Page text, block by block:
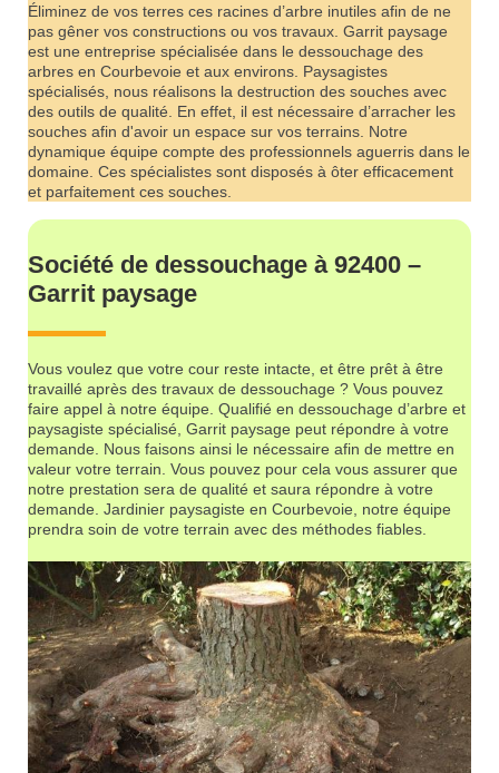
Éliminez de vos terres ces racines d’arbre inutiles afin de ne
pas gêner vos constructions ou vos travaux. Garrit paysage
est une entreprise spécialisée dans le dessouchage des
arbres en Courbevoie et aux environs. Paysagistes
spécialisés, nous réalisons la destruction des souches avec
des outils de qualité. En effet, il est nécessaire d’arracher les
souches afin d'avoir un espace sur vos terrains. Notre
dynamique équipe compte des professionnels aguerris dans le
domaine. Ces spécialistes sont disposés à ôter efficacement
et parfaitement ces souches.
Société de dessouchage à 92400 –
Garrit paysage
Vous voulez que votre cour reste intacte, et être prêt à être
travaillé après des travaux de dessouchage ? Vous pouvez
faire appel à notre équipe. Qualifié en dessouchage d’arbre et
paysagiste spécialisé, Garrit paysage peut répondre à votre
demande. Nous faisons ainsi le nécessaire afin de mettre en
valeur votre terrain. Vous pouvez pour cela vous assurer que
notre prestation sera de qualité et saura répondre à votre
demande. Jardinier paysagiste en Courbevoie, notre équipe
prendra soin de votre terrain avec des méthodes fiables.